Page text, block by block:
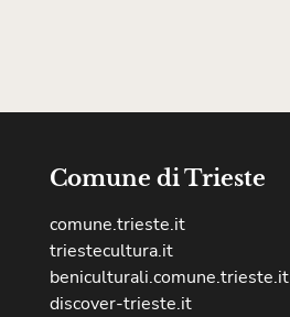
Comune di Trieste
comune.trieste.it
triestecultura.it
beniculturali.comune.trieste.it
discover-trieste.it